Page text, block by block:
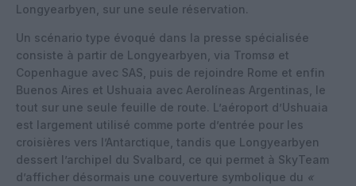
Longyearbyen, sur une seule réservation.
Un scénario type évoqué dans la presse spécialisée
consiste à partir de Longyearbyen, via Tromsø et
Copenhague avec SAS, puis de rejoindre Rome et enfin
Buenos Aires et Ushuaia avec Aerolíneas Argentinas, le
tout sur une seule feuille de route. L’aéroport d’Ushuaia
est largement utilisé comme porte d’entrée pour les
croisières vers l’Antarctique, tandis que Longyearbyen
dessert l’archipel du Svalbard, ce qui permet à SkyTeam
d’afficher désormais une couverture symbolique du «